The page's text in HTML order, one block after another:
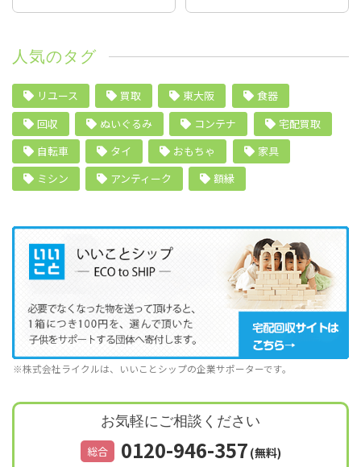
人気のタグ
リユース 買取 東大阪
食器
回収
ぬいぐるみ コンテナ
宅配買取
自転車
タイ おもちゃ
家具
ミシン
アンティーク 額縁
※株式会社ライクルは、いいことシップの企業サポーターです。
お気軽にご相談ください
総合 0120-946-357 (無料)